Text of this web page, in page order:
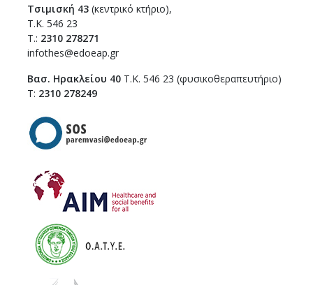
Τσιμισκή 43 (κεντρικό κτήριο),
Τ.Κ. 546 23
T.: 2310 278271
infothes@edoeap.gr
Βασ. Ηρακλείου 40 Τ.Κ. 546 23 (φυσικοθεραπευτήριο)
Τ: 2310 278249